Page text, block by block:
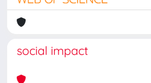
social impact